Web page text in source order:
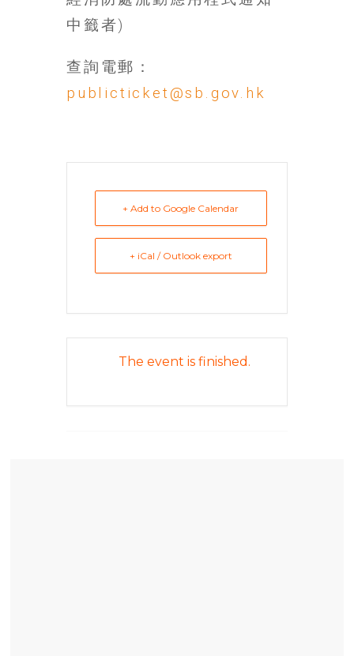
中籤者)
查詢電郵：
publicticket@sb.gov.hk
+ Add to Google Calendar
+ iCal / Outlook export
The event is finished.